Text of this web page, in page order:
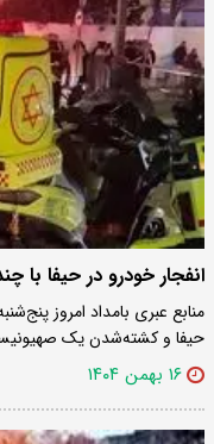
انفجار خودرو در حیفا با
منابع عبری بامداد امروز
حیفا و کشته‌شدن یک
۱۶ بهمن ۱۴۰۴